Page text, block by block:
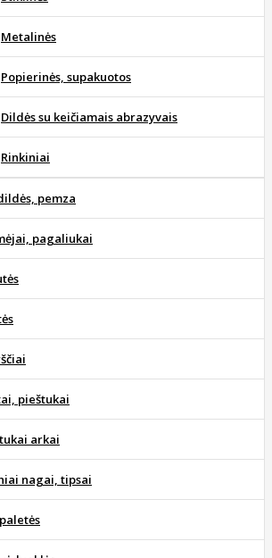
Metalinės
Popierinės, supakuotos
Dildės su keičiamais abrazyvais
Rinkiniai
pemza
pagaliukai
pieštukai
arkai
nagai, tipsai